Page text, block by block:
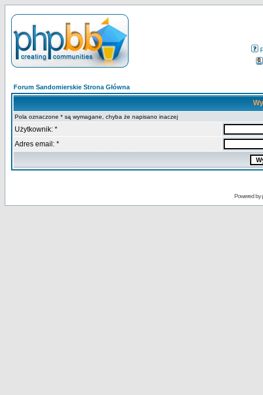
Forum Sandomierskie Strona Główna
Pola oznaczone * są wymagane, chyba że napisano inaczej
Użytkownik: *
Adres email: *
Powered by